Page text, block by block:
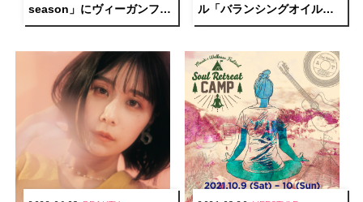
season」にヴィーガンフル
ーツタルトが新登場
ル「バランシングオイルセ
ラム」が発売